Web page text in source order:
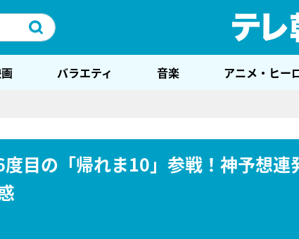
バラエティ 音楽 アニメ・ヒー
目の「帰れま10」参戦！神予想